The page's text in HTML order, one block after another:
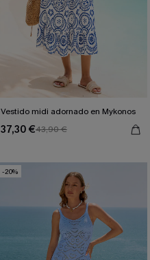
Vestido midi adornado en Mykonos
37,30 €43,90 €
-20%